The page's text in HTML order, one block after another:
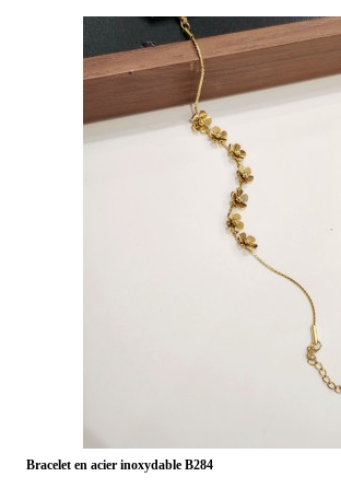
Bracelet en acier inoxydable B284